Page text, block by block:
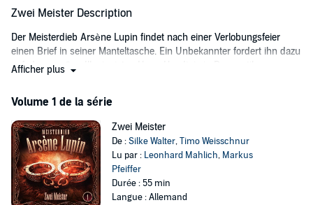
Zwei Meister Description
Der Meisterdieb Arsène Lupin findet nach einer Verlobungsfeier
einen Brief in seiner Manteltasche. Ein Unbekannter fordert ihn dazu
auf, dem großen Illusionisten Harry Houdini ein Paar antike
ihn darin mit der Unterstellung, dass Lupin den Auftrag nur nicht
annimmt, weil er denkt, gegen Houdini keine Chance zu haben. Das
kann Lupin nicht auf sich sitzen lassen. Bei seiner Ehre gepackt,
schmiedet er einen Plan, der weitaus gefährlicher ist, als Lupin es
erahnen kann...
©2024 All Ears GmbH (P)2024 All Ears GmbH
Afficher plus
Volume 1 de la série
Zwei Meister
De :Silke Walter,Timo Weisschnur
Lu par : Leonhard Mahlich, Markus
Pfeiffer
Durée : 55 min
Langue : Allemand